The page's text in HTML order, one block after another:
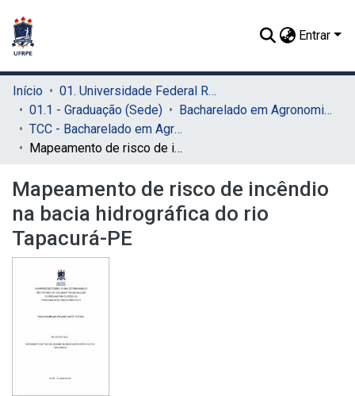
Entrar
Início
01. Universidade Federal Rural de Pernambuco - UFRPE (Sede)
01.1 - Graduação (Sede)
Bacharelado em Agronomia (Sede)
TCC - Bacharelado em Agronomia (Sede)
Mapeamento de risco de incêndio na bacia hidrográfica do rio Tapacurá-PE
Mapeamento de risco de incêndio
na bacia hidrográfica do rio
Tapacurá-PE